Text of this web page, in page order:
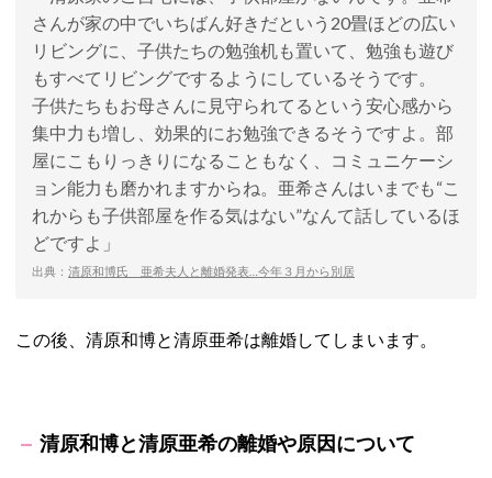
さんが家の中でいちばん好きだという20畳ほどの広い
リビングに、子供たちの勉強机も置いて、勉強も遊び
もすべてリビングでするようにしているそうです。
子供たちもお母さんに見守られてるという安心感から
集中力も増し、効果的にお勉強できるそうですよ。部
屋にこもりっきりになることもなく、コミュニケーシ
ョン能力も磨かれますからね。亜希さんはいまでも“こ
れからも子供部屋を作る気はない”なんて話しているほ
どですよ」
出典： 清原和博氏 亜希夫人と離婚発表…今年３月から別居
この後、清原和博と清原亜希は離婚してしまいます。
清原和博と清原亜希の離婚や原因について